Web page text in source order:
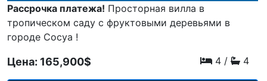
Рассрочка платежа! Просторная вилла в
тропическом саду с фруктовыми деревьями в
городе Сосуа !
4 / 4
Цена: 165,900$